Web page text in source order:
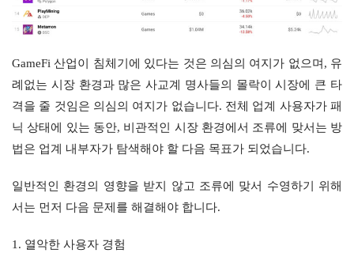
GameFi 산업이 침체기에 있다는 것은 의심의 여지가 없으며, 유
례없는 시장 환경과 많은 사교계 명사들의 몰락이 시장에 큰 타
격을 줄 것임은 의심의 여지가 없습니다. 전체 업계 사용자가 패
닉 상태에 있는 동안, 비관적인 시장 환경에서 조류에 맞서는 방
법은 업계 내부자가 탐색해야 할 다음 목표가 되었습니다.
일반적인 환경의 영향을 받지 않고 조류에 맞서 수영하기 위해
서는 먼저 다음 문제를 해결해야 합니다.
1. 열악한 사용자 경험